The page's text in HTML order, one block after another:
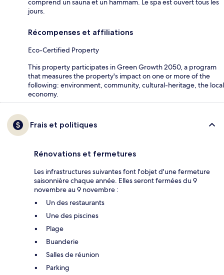
comprend un sauna et un hammam. Le spa est ouvert tous les
jours.
Récompenses et affiliations
Eco-Certified Property
This property participates in Green Growth 2050, a program
that measures the property's impact on one or more of the
following: environment, community, cultural-heritage, the local
economy.
Frais et politiques
Rénovations et fermetures
Les infrastructures suivantes font l'objet d'une fermeture
saisonnière chaque année. Elles seront fermées du 9
novembre au 9 novembre :
Un des restaurants
Une des piscines
Plage
Buanderie
Salles de réunion
Parking